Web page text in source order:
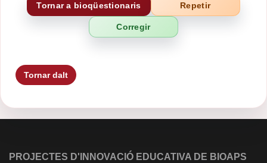
Tornar a bioqüestionaris Repetir
Tornar dalt
PROJECTES D'INNOVACIÓ EDUCATIVA DE BIOAPS